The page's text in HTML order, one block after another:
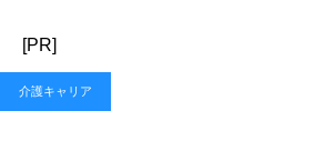
[PR]
介護キャリア